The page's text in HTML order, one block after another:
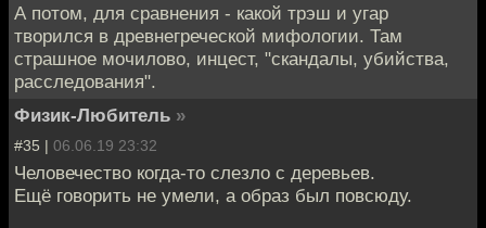
А потом, для сравнения - какой трэш и угар
творился в древнегреческой мифологии. Там
страшное мочилово, инцест, "скандалы, убийства,
расследования".
Физик-Любитель »
#35 | 06.06.19 23:32
Человечество когда-то слезло с деревьев.
Ещё говорить не умели, а образ был повсюду.